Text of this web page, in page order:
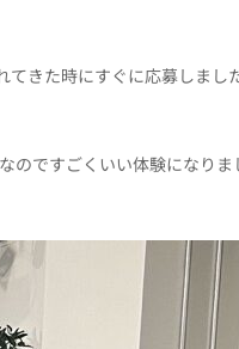
きた時にすぐに応募しまし
ですごくいい体験になりま